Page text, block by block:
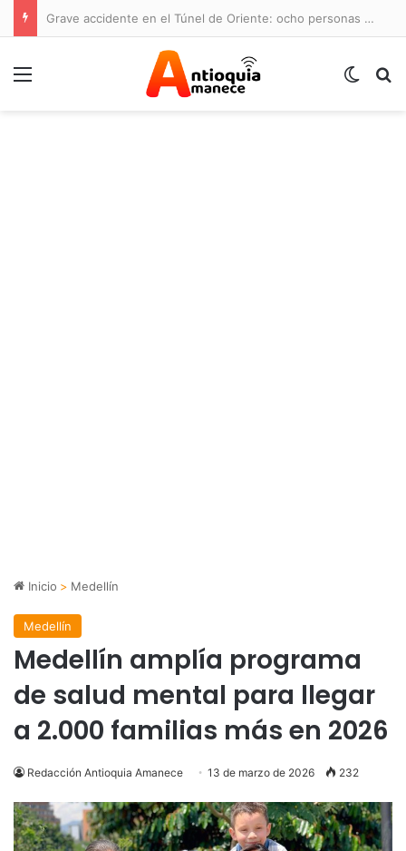
Grave accidente en el Túnel de Oriente: ocho personas lesionadas y cierre de la vía
Menú
Inicio > Medellín
Medellín
Medellín amplía programa
de salud mental para llegar
a 2.000 familias más en 2026
Redacción Antioquia Amanece 13 de marzo de 2026 232